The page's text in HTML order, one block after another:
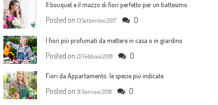
Il bouquet e il mazzo di fiori perfetto per un battesimo
Posted on 13 Settembre 2017 0
I fiori più profumati da mettere in casa o in giardino
Posted on 22 Febbraio 2018 0
Fiori da Appartamento: le specie più indicate
Posted on 31 Gennaio 2018 0